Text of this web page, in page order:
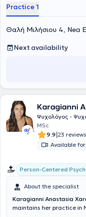
individual with the
emotions, and difficulties.
Practice 1
Θαλή Μιλήσιου 4, Nea
Next availability
Karagianni
Ψυχολόγος -
MSc
9.9|23 reviews
Available
Person-Centered
About the specialist
Karagianni Anastasia
maintains her practice in